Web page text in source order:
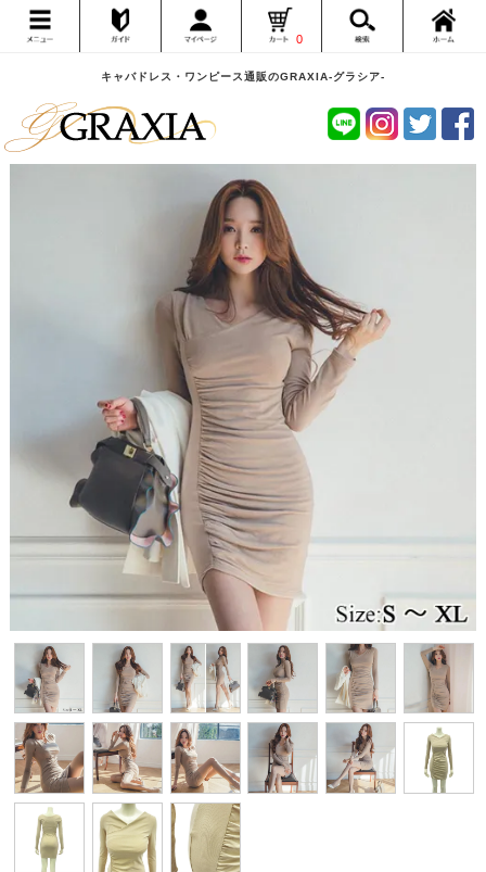
キャバドレス・ワンピース通販のGRAXIA-グラシア-
0